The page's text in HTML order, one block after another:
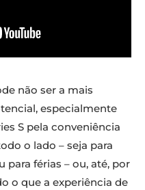
não ser a mais
especialmente
S pela conveniência
o lado – seja para
para férias – ou, até, por
o que a experiência de